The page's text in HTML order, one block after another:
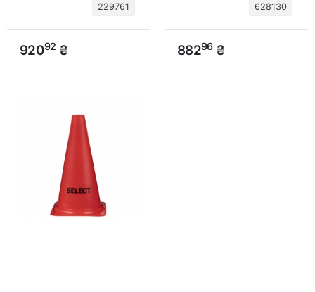
American Football
(218) корич/чорн, 5
229761
92092 ₴
628130
88296₴